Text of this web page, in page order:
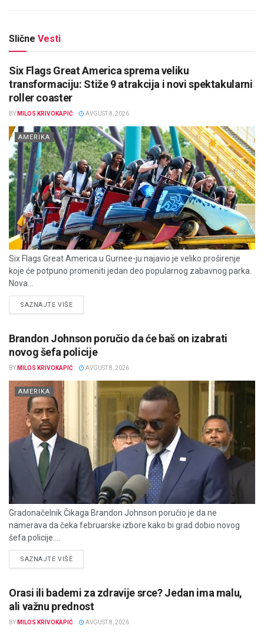
Slične Vesti
Six Flags Great America sprema veliku
transformaciju: Stiže 9 atrakcija i novi spektakularni
roller coaster
BY MILOS KRIVOKAPIĆ AVGUST 8, 2026
AMERIKA
Six Flags Great America u Gurnee-ju najavio je veliko proširenje
koje će potpuno promeniti jedan deo popularnog zabavnog parka.
Nova...
SAZNAJTE VIŠEDETAILS
Brandon Johnson poručio da će baš on izabrati
novog šefa policije
BY MILOS KRIVOKAPIĆ AVGUST 8, 2026
AMERIKA
Gradonačelnik Čikaga Brandon Johnson poručio je da ne
namerava da čeka februarske izbore kako bi grad dobio novog
šefa policije....
SAZNAJTE VIŠEDETAILS
Orasi ili bademi za zdravije srce? Jedan ima malu,
ali važnu prednost
BY MILOS KRIVOKAPIĆ AVGUST 8, 2026